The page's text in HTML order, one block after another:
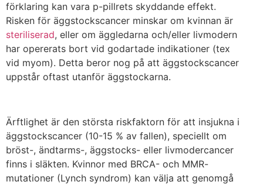
förklaring kan vara p-pillrets skyddande effekt.
Risken för äggstockscancer minskar om kvinnan är
steriliserad, eller om äggledarna och/eller livmodern
har opererats bort vid godartade indikationer (tex
vid myom). Detta beror nog på att äggstockscancer
uppstår oftast utanför äggstockarna.
Ärftlighet är den största riskfaktorn för att insjukna i
äggstockscancer (10-15 % av fallen), speciellt om
bröst-, ändtarms-, äggstocks- eller livmodercancer
finns i släkten. Kvinnor med BRCA- och MMR-
mutationer (Lynch syndrom) kan välja att genomgå